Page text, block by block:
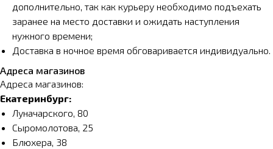
дополнительно, так как курьеру необходимо подъехать
заранее на место доставки и ожидать наступления
нужного времени;
Доставка в ночное время обговаривается индивидуально.
Адреса магазинов
Адреса магазинов:
Екатеринбург:
Луначарского, 80
Сыромолотова, 25
Блюхера, 38